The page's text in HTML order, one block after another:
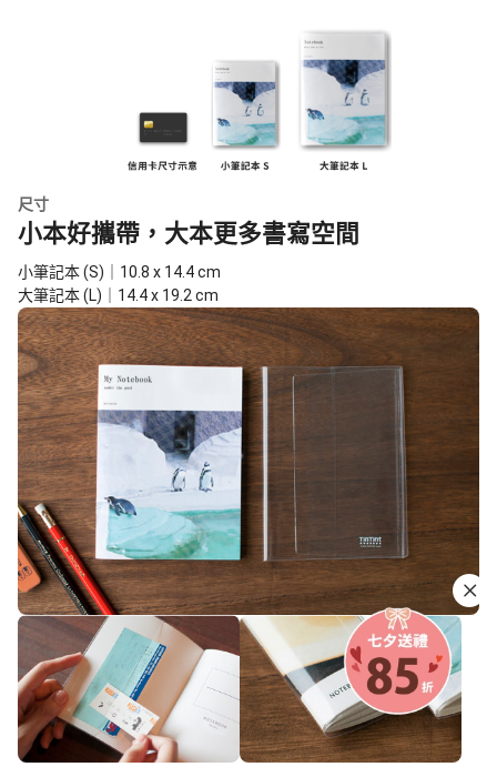
尺寸
小本好攜帶，大本更多書寫空間
小筆記本 (S)｜10.8 x 14.4 cm
大筆記本 (L)｜14.4 x 19.2 cm